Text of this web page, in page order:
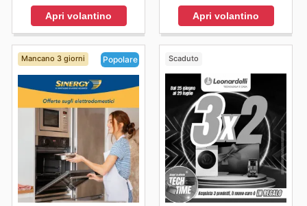
Apri volantino Apri volantino
Mancano 3 giorni Popolare Scaduto